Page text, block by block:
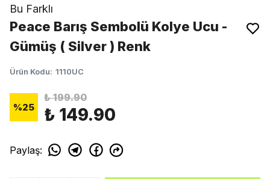
Bu Farklı
Peace Barış Sembolü Kolye Ucu -
Gümüş ( Silver ) Renk
Ürün Kodu: 1110UC
%25
₺ 199.90
₺ 149.90
Paylaş: